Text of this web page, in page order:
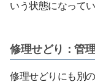
いう状態になってい
修理せどり：管
修理せどりにも別